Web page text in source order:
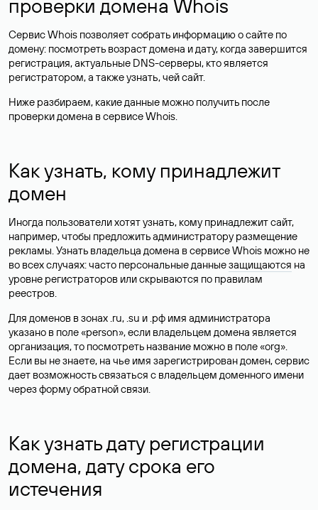
проверки домена Whois
Сервис Whois позволяет собрать информацию о сайте по
домену: посмотреть возраст домена и дату, когда завершится
регистрация, актуальные DNS-серверы, кто является
регистратором, а также узнать, чей сайт.
Ниже разбираем, какие данные можно получить после
проверки домена в сервисе Whois.
Как узнать, кому принадлежит
домен
Иногда пользователи хотят узнать, кому принадлежит сайт,
например, чтобы предложить администратору размещение
рекламы. Узнать владельца домена в сервисе Whois можно не
во всех случаях: часто персональные данныезащищаются на
уровне регистраторов или скрываются по правилам
реестров.
Для доменов в зонах .ru, .su и .рф имя администратора
указано в поле «person», если владельцем домена является
организация, то посмотреть название можно в поле «org».
Если вы не знаете, на чье имя зарегистрирован домен, сервис
дает возможность связаться с владельцем доменного имени
через форму обратной связи.
Как узнать дату регистрации
домена, дату срока его
истечения